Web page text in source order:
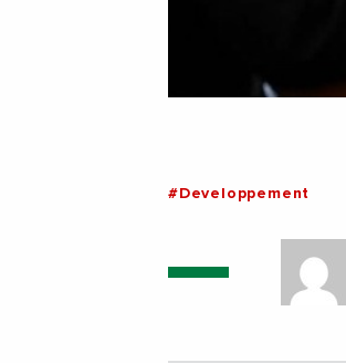
#Developpement